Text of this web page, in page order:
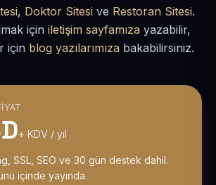
, Doktor Sitesi ve Restoran Sitesi.
için iletişim sayfamıza yazabilir,
için blog yazılarımıza bakabilirsiniz.
+ KDV / yıl
SSL, SEO ve 30 gün destek dahil.
içinde yayında.